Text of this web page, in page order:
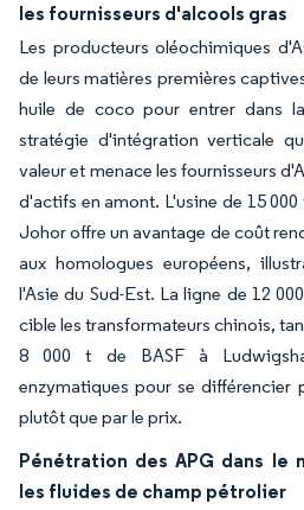
les fournisseurs d'alcools gras
Les producteurs oléochimiques
de leurs matières premières
huile de coco pour entrer dans
stratégie d'intégration verticale
valeur et menace les fournisseurs
d'actifs en amont. L'usine de 15
Johor offre un avantage de coût
aux homologues européens,
l'Asie du Sud-Est. La ligne de 12
cible les transformateurs chinois,
8 000 t de BASF à
enzymatiques pour se différencier
plutôt que par le prix.
Pénétration des APG dans
les fluides de champ pétrolier